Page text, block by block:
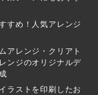
すめ！人気アレンジ
アレンジ・クリアト
ンジのオリジナルデ
ラストを印刷したお